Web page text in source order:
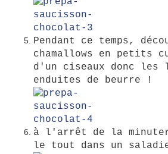
Pendant ce temps,
chamallows en petits
d'un ciseaux donc les
enduites de beurre !
à l'arrêt de la
le tout dans un